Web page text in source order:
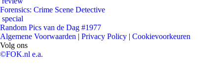
Forensics: Crime Scene Detective
special
Random Pics van de Dag #1977
Algemene Voorwaarden | Privacy Policy | Cookievoorkeuren
Volg ons
©FOK.nl e.a.